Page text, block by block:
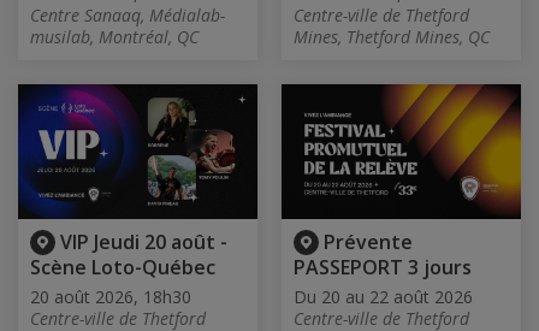
Centre Sanaaq, Médialab-
musilab, Montréal, QC
Centre-ville de Thetford
Mines, Thetford Mines, QC
VIP Jeudi 20 août -
Scène Loto-Québec
20 août 2026, 18h30
Centre-ville de Thetford
Prévente
PASSEPORT 3 jours
Du 20 au 22 août 2026
Centre-ville de Thetford